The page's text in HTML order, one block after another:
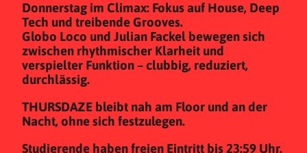
Donnerstag im Climax: Fokus auf House, Deep
Tech und treibende Grooves.
Globo Loco und Julian Fackel bewegen sich
zwischen rhythmischer Klarheit und
verspielter Funktion – clubbig, reduziert,
durchlässig.
THURSDAZE bleibt nah am Floor und an der
Nacht, ohne sich festzulegen.
Studierende haben freien Eintritt bis 23:59 Uhr.